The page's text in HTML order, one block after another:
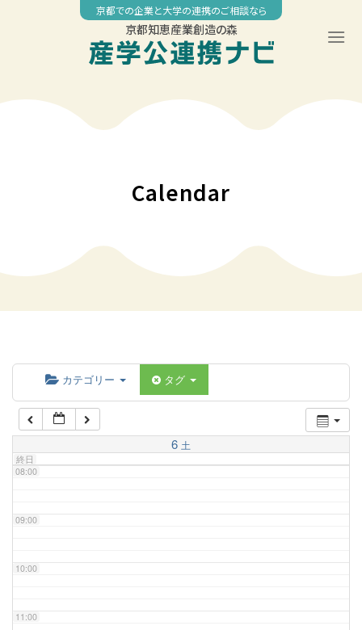
京都での企業と大学の連携のご相談なら
京都知恵産業創造の森
Calendar
カテゴリー タグ
6 土
終日
04:00
07:00
08:00
09:00
10:00
11:00